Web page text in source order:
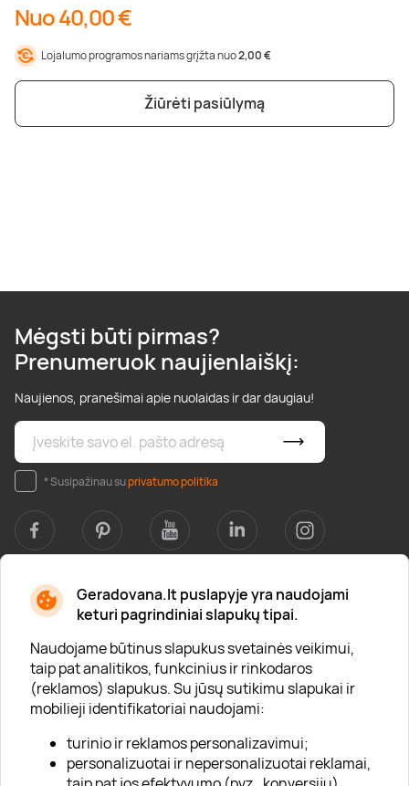
Geradovana.lt puslapyje yra naudojami
keturi pagrindiniai slapukų tipai.
Naudojame būtinus slapukus svetainės veikimui,
taip pat analitikos, funkcinius ir rinkodaros
(reklamos) slapukus. Su jūsų sutikimu slapukai ir
mobilieji identifikatoriai naudojami:
turinio ir reklamos personalizavimui;
personalizuotai ir nepersonalizuotai reklamai,
Nuo 40,00 €
Lojalumo programos nariams grįžta nuo2,00 €
Žiūrėti pasiūlymą
Mėgsti būti pirmas?
Prenumeruok naujienlaiškį:
Naujienos, pranešimai apie nuolaidas ir dar daugiau!
* Susipažinau suprivatumo politika
Apie mus
Apie „Gera Dovana“
Lojalumo klubas
Karjera
Visi partneriai
Kontaktai